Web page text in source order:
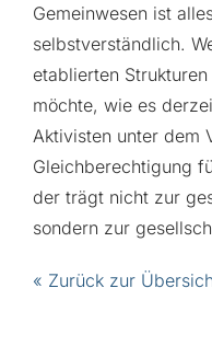
Gemeinwesen ist
selbstverständlich.
etablierten
möchte, wie es
Aktivisten unter dem
Gleichberechtigung
der trägt nicht zur
sondern zur
« Zurück zur